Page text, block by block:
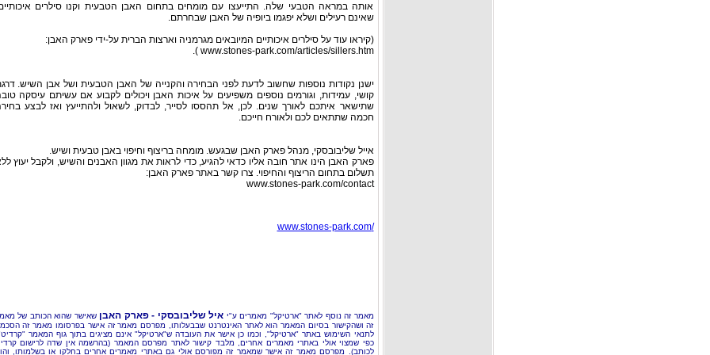
אותה במראה הטבעי שלה. התייעצו עם מומחים בתחום האבן הטבעית וקנו סילרים
שאינם רעילים ושלא יפגמו ביופיה של האבן שבחרתם.
(קיראו עוד על סילרים איכותיים המיובאים מגרמניה וארצות הברית על-ידי פארק האבן:
www.stones-park.com/articles/sillers.htm ).
ישנן נקודות נוספות שחשוב לדעת לפני הבחירה והקנייה של האבן הטבעית ושל אבן השיש.
קושי, עמידות, וגורמים נוספים משפיעים על איכות האבן ויכולים לקבוע אם עשיתם עיסקה
שתישאר איתכם לאורך שנים. לכן, אל תהססו לסייר, לבדוק, לשאול ולהתייעץ ואז לבצע
חכמה שתתאים לכם ולאורח חייכם.
אייל שליבובסקי, מנהל פארק האבן שבגעש. מומחה בריצוף וחיפוי באבן טבעית ושיש.
פארק האבן הינו אתר חובה אליו כדאי להגיע, כדי לראות את מגוון האבנים והשיש, ולקבל יעוץ
תשלום בתחום הריצוף והחיפוי. צרו קשר באתר פארק האבן:
www.stones-park.com/contact
/www.stones-park.com
מאמר זה נוסף לאתר "ארטיקל" מאמרים ע"י איל שליבובסקי - פארק האבן שאישר שהוא הכותב של
זה ושהקישור בסיום המאמר הוא לאתר האינטרנט שבבעלותו, מפרסם מאמר זה אישר בפרסומו מאמר זה
לתנאי השימוש באתר "ארטיקל", וכמו כן אישר את העובדה ש"ארטיקל" אינם מציגים בתוך גוף המאמר
כפי שמצוי אולי באתרי מאמרים אחרים, מלבד קישור לאתר מפרסם המאמר (בהרשמה אין שדה לרישום
לכותב). מפרסם מאמר זה אישר שמאמר זה מפורסם אולי גם באתרי מאמרים אחרים בחלקו או בשלמותו,